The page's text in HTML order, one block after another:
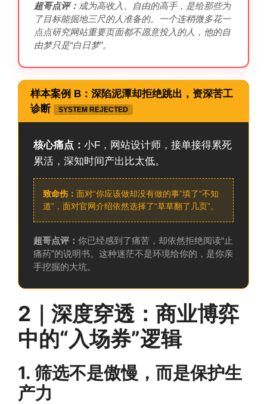
超哥点评： 成为高收入、自由的高手，是给那些为
了目标能掘地三尺的人准备的。一个连稍微多花一
点点研究网站重要页面都不愿意投入的人，他的自
由梦只是“白日梦”。
样本案例 B：深陷泥潭却拒绝跳出，资深苦工
诊断
SYSTEM REJECTED
核心痛点： 小F，网站设计师，接单接得累死
累活，深知时间产出比太低。
致命伤： 面对“你应该做却没有做的事”填了“不知
道”，面对官网介绍依然选择了“草草翻了几页”。
超哥点评： 你已经感到了痛苦，却依然拒绝阅读“止
痛药”的说明书。这种迷茫不是环境给你的，是你亲
手挖掘的大坑。
2｜深度穿透：商业博弈
中的“入场券”逻辑
1. 筛选不是傲慢，而是保护生
产力